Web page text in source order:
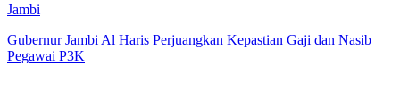
Jambi
Gubernur Jambi Al Haris Perjuangkan Kepastian Gaji dan Nasib
Pegawai P3K